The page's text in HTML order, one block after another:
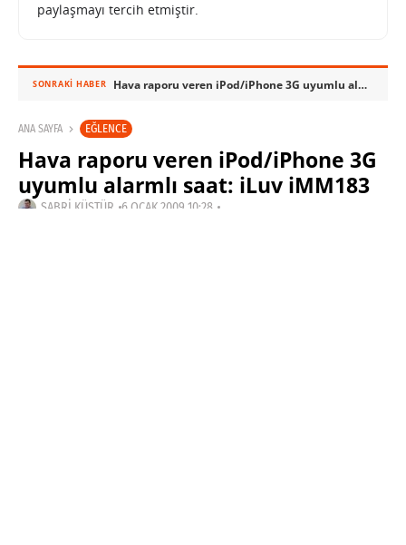
paylaşmayı tercih etmiştir.
SONRAKI HABER Hava raporu veren iPod/iPhone 3G uyumlu alarmlı saat: iLuv iMM183
ANA SAYFA EĞLENCE
Hava raporu veren iPod/iPhone 3G
uyumlu alarmlı saat: iLuv iMM183
SABRI KÜSTÜR 6 OCAK 2009 10:28